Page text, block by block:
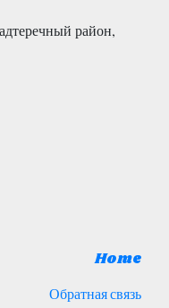
район,
Home
Обратная связь